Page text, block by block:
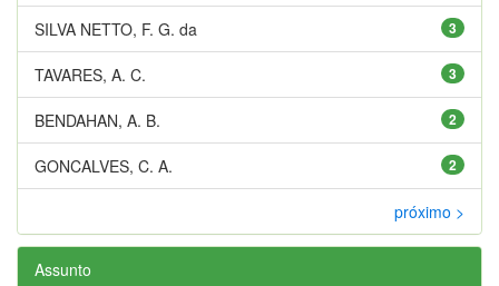
3
SILVA NETTO, F. G. da
3
TAVARES, A. C.
2
BENDAHAN, A. B.
2
GONCALVES, C. A.
próximo >
Assunto